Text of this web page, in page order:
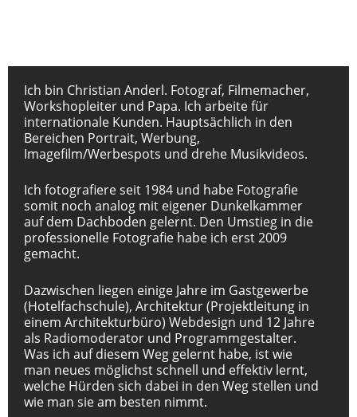
Ich bin Christian Anderl. Fotograf, Filmemacher,
Workshopleiter und Papa. Ich arbeite für
internationale Kunden. Hauptsächlich in den
Bereichen Portrait, Werbung,
Imagefilm/Werbespots und drehe Musikvideos.
Ich fotografiere seit 1984 und habe Fotografie
somit noch analog mit eigener Dunkelkammer
auf dem Dachboden gelernt. Den Umstieg in die
professionelle Fotografie habe ich erst 2009
gemacht.
Dazwischen liegen einige Jahre im Gastgewerbe
(Hotelfachschule), Architektur (Projektleitung in
einem Architekturbüro) Webdesign und 12 Jahre
als Radiomoderator und Programmgestalter.
Was ich auf diesem Weg gelernt habe, ist wie
man neues möglichst schnell und effektiv lernt,
welche Hürden sich dabei in den Weg stellen und
wie man sie am besten nimmt.